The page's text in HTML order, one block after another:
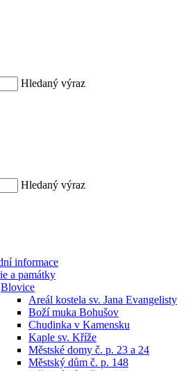
Hledaný výraz
Hledaný výraz
informace
a památky
Blovice
Areál kostela sv. Jana Evangelisty
Boží muka Bohušov
Chudinka v Kamensku
Kaple sv. Kříže
Městské domy č. p. 23 a 24
Městský dům č. p. 148